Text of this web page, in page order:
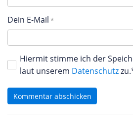
Dein E-Mail
Hiermit stimme ich der
laut unserem Datenschutz
Kommentar abschicken